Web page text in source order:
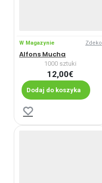
W Magazynie Zdeko
Alfons Mucha
1000 sztuki
12,00€
Dodaj do koszyka